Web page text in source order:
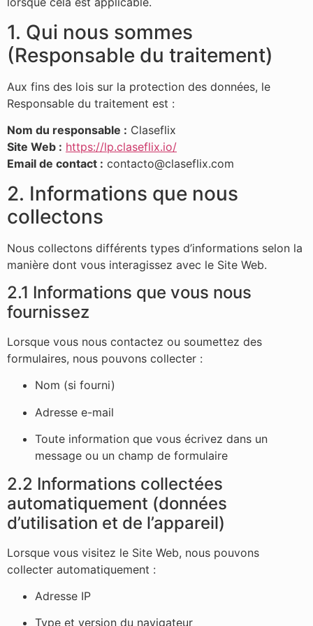
1. Qui nous sommes
(Responsable du traitement)
Aux fins des lois sur la protection des données, le
Responsable du traitement est :
Nom du responsable : Claseflix
Site Web : https://lp.claseflix.io/
Email de contact : contacto@claseflix.com
2. Informations que nous
collectons
Nous collectons différents types d’informations selon la
manière dont vous interagissez avec le Site Web.
2.1 Informations que vous nous
fournissez
Lorsque vous nous contactez ou soumettez des
formulaires, nous pouvons collecter :
Nom (si fourni)
Adresse e-mail
Toute information que vous écrivez dans un
message ou un champ de formulaire
2.2 Informations collectées
automatiquement (données
d’utilisation et de l’appareil)
Lorsque vous visitez le Site Web, nous pouvons
collecter automatiquement :
Adresse IP
Type et version du navigateur